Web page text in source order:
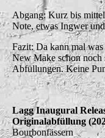
Abgang: Kurz bis
Note, etwas Ingwer
Fazit: Da kann mal
New Make schon noch
Abfüllungen. Keine
Lagg Inaugural
Originalabfüllung
Bourbonfässern